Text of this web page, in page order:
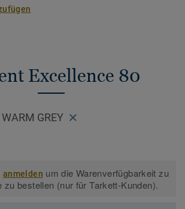
Excellence 80
GREY
anmelden um die Warenverfügbarkeit zu
zu bestellen (nur für Tarkett-Kunden).